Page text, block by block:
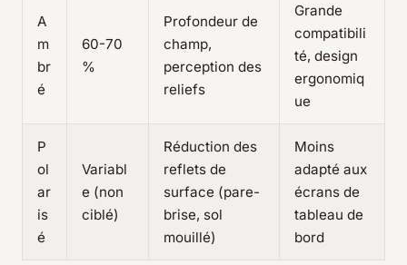
A
m
br
é
60-70
%
Profondeur de
champ,
perception des
reliefs
Grande
compatibili
té, design
ergonomiq
ue
P
ol
ar
is
é
Variabl
e (non
ciblé)
Réduction des
reflets de
surface (pare-
brise, sol
mouillé)
Moins
adapté aux
écrans de
tableau de
bord